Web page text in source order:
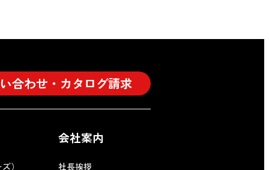
合わせ・カタログ請求
）
会社案内
社長挨拶